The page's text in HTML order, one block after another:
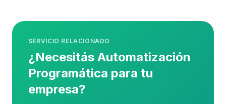
SERVICIO RELACIONADO
¿Necesitás Automatización
Programática para tu
empresa?